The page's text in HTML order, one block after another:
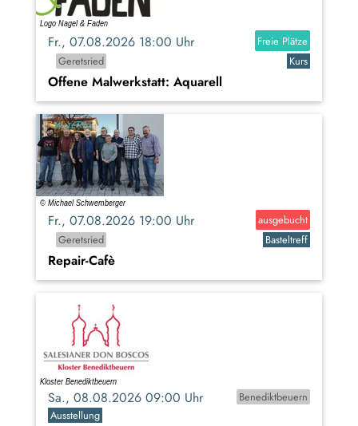
Fr., 07.08.2026 18:00 Uhr
Freie Plätze
Geretsried
Kurs
Offene Malwerkstatt: Aquarell
Fr., 07.08.2026 19:00 Uhr
ausgebucht
Geretsried
Basteltreff
Repair-Cafè
Sa., 08.08.2026 09:00 Uhr
Benediktbeuern
Ausstellung